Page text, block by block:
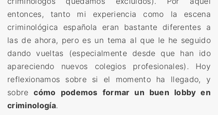
entonces, tanto mi experiencia como la escena
criminológica española eran bastante diferentes a
las de ahora, pero es un tema al que le he seguido
dando vueltas (especialmente desde que han ido
apareciendo nuevos colegios profesionales). Hoy
reflexionamos sobre si el momento ha llegado, y
sobrecómo podemos formar un buen lobby en
criminología.